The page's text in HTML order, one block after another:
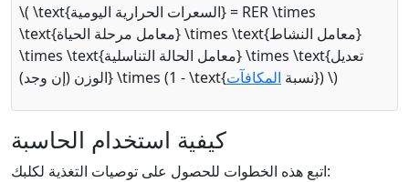
\( \text{السعرات الحرارية اليومية} = RER \times
\text{معامل مرحلة الحياة} \times \text{معامل النشاط}
\times \text{معامل الحالة التناسلية} \times \text{تعديل
الوزن (إن وجد)} \times (1 - \text{نسبة المكافآت }) \)
كيفية استخدام الحاسبة
اتبع هذه الخطوات للحصول على توصيات التغذية لكلبك: